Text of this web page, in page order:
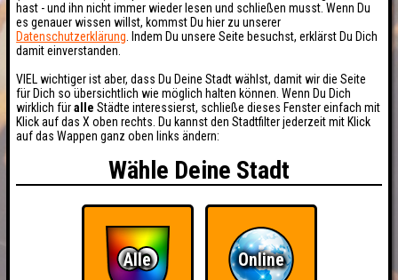
hast - und ihn nicht immer wieder lesen und schließen musst. Wenn Du
es genauer wissen willst, kommst Du hier zu unserer
Datenschutzerklärung . Indem Du unsere Seite besuchst, erklärst Du Dich
damit einverstanden.
VIEL wichtiger ist aber, dass Du Deine Stadt wählst, damit wir die Seite
für Dich so übersichtlich wie möglich halten können. Wenn Du Dich
wirklich füralle Städte interessierst, schließe dieses Fenster einfach mit
Klick auf das X oben rechts. Du kannst den Stadtfilter jederzeit mit Klick
auf das Wappen ganz oben links ändern:
Wähle Deine Stadt
Alle Online